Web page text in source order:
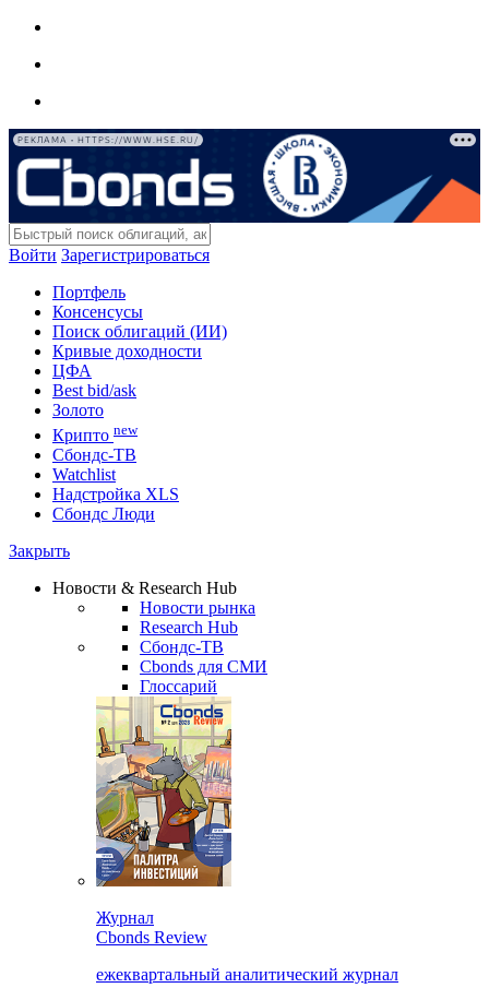
РЕКЛАМА • HTTPS://WWW.HSE.RU/
Войти Зарегистрироваться
Портфель
Консенсусы
Поиск облигаций (ИИ)
Кривые доходности
ЦФА
Best bid/ask
Золото
Крипто new
Сбондс-ТВ
Watchlist
Надстройка XLS
Сбондс Люди
Закрыть
Новости & Research Hub
Новости рынка
Research Hub
Сбондс-ТВ
Cbonds для СМИ
Глоссарий
Журнал
Cbonds Review
ежеквартальный аналитический журнал